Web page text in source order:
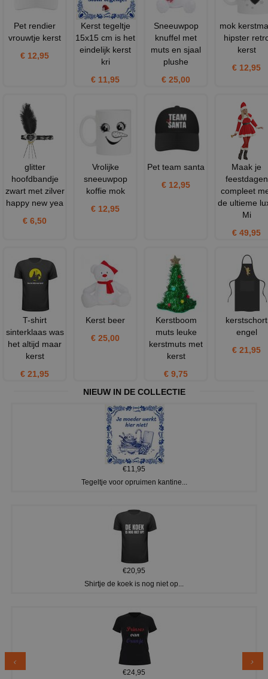
Pet rendier
vrouwtje kerst
€ 12,95
Kerst tegeltje
15x15 cm is het
eindelijk kerst
kri
€ 11,95
Sneeuwpop
knuffel met
muts en sjaal
plushe
€ 25,00
mok
hipster
kerst
€ 12,95
glitter
hoofdbandje
zwart met zilver
happy new yea
€ 6,50
Vrolijke
sneeuwpop
koffie mok
€ 12,95
Pet team santa
€ 12,95
Maak je
feestdagen
compleet
de ultieme
Mi
€ 49,95
T-shirt
sinterklaas was
het altijd maar
kerst
€ 21,95
Kerst beer
€ 25,00
Kerstboom
muts leuke
kerstmuts met
kerst
€ 9,75
kerstschort
engel
€ 21,95
NIEUW IN DE COLLECTIE
€11,95
Tegeltje voor opruimen kantine...
€20,95
Shirtje de koek is nog niet op...
€24,95